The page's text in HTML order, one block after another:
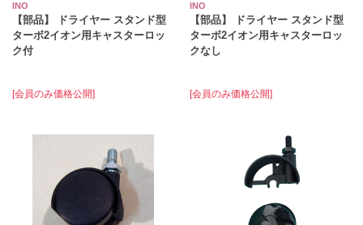
INO
【部品】 ドライヤー スタンド型
ターボ2イオン用キャスターロッ
ク付
[会員のみ価格公開]
INO
【部品】 ドライヤー スタンド型
ターボ2イオン用キャスターロッ
クなし
[会員のみ価格公開]